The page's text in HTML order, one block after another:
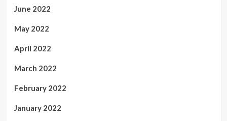
June 2022
May 2022
April 2022
March 2022
February 2022
January 2022